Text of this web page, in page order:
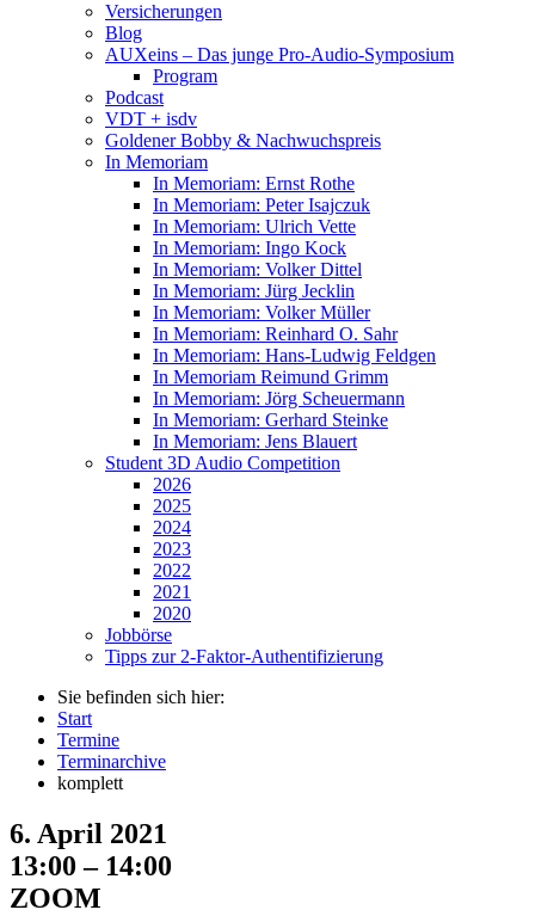
Versicherungen
Blog
AUXeins – Das junge Pro-Audio-Symposium
Program
Podcast
VDT + isdv
Goldener Bobby & Nachwuchspreis
In Memoriam
In Memoriam: Ernst Rothe
In Memoriam: Peter Isajczuk
In Memoriam: Ulrich Vette
In Memoriam: Ingo Kock
In Memoriam: Volker Dittel
In Memoriam: Jürg Jecklin
In Memoriam: Volker Müller
In Memoriam: Reinhard O. Sahr
In Memoriam: Hans-Ludwig Feldgen
In Memoriam Reimund Grimm
In Memoriam: Jörg Scheuermann
In Memoriam: Gerhard Steinke
In Memoriam: Jens Blauert
Student 3D Audio Competition
2026
2025
2024
2023
2022
2021
2020
Jobbörse
Tipps zur 2-Faktor-Authentifizierung
Sie befinden sich hier:
Start
Termine
Terminarchive
komplett
6. April 2021
13:00 – 14:00
ZOOM